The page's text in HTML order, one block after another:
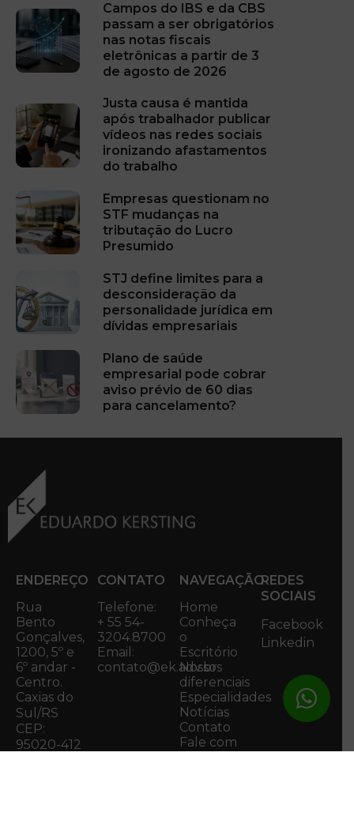
Campos do IBS e da CBS
passam a ser obrigatórios
nas notas fiscais
eletrônicas a partir de 3
de agosto de 2026
Justa causa é mantida
após trabalhador publicar
vídeos nas redes sociais
ironizando afastamentos
do trabalho
Empresas questionam no
STF mudanças na
tributação do Lucro
Presumido
STJ define limites para a
desconsideração da
personalidade jurídica em
dívidas empresariais
Plano de saúde
empresarial pode cobrar
aviso prévio de 60 dias
para cancelamento?
ENDEREÇO
Rua
Bento
Gonçalves,
1200, 5º e
6º andar -
Centro.
Caxias do
Sul/RS
CEP:
95020-412
CONTATO
Telefone:
+ 55 54-
3204.8700
Email:
contato@ek.adv.br
NAVEGAÇÃO
Home
Conheça
o
Escritório
Nossos
diferenciais
Especialidades
Notícias
Contato
Fale com
REDES
SOCIAIS
Facebook
Linkedin